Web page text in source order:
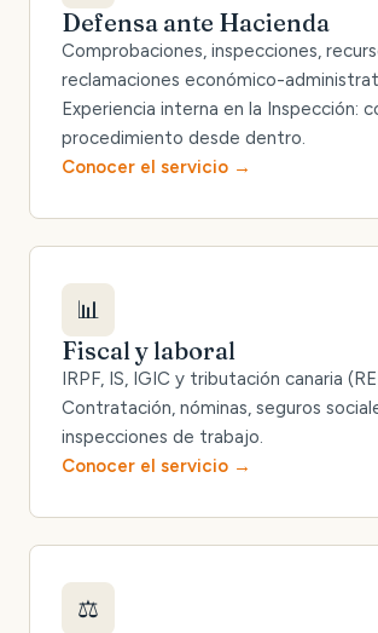
Defensa ante Hacienda
Comprobaciones, inspecciones,
reclamaciones económico-
Experiencia interna en la Inspección:
procedimiento desde dentro.
Conocer el servicio
📊
Fiscal y laboral
IRPF, IS, IGIC y tributación canaria
Contratación, nóminas, seguros
inspecciones de trabajo.
Conocer el servicio
⚖️